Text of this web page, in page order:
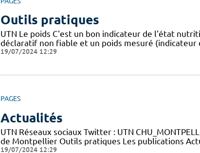
Outils pratiques
UTN Le poids C'est un bon indicateur de l'état
déclaratif non fiable et un poids mesuré
19/07/2024 12:29
PAGES
Actualités
UTN Réseaux sociaux Twitter : UTN
de Montpellier Outils pratiques Les publications
19/07/2024 12:29